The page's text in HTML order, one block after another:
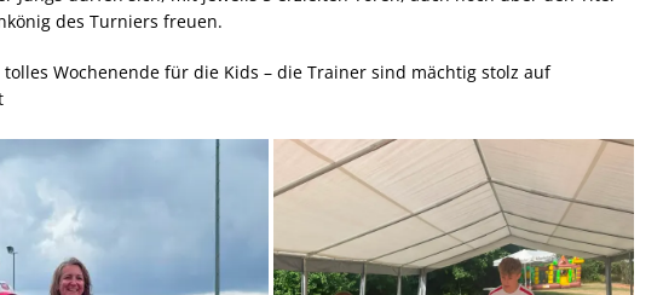
des Turniers freuen.
Wochenende für die Kids – die Trainer sind mächtig stolz auf